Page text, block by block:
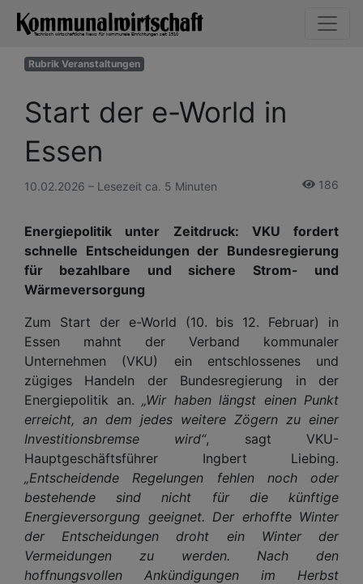
Rubrik Veranstaltungen
Start der e-World in
Essen
10.02.2026 – Lesezeit ca. 5 Minuten 186
Energiepolitik unter Zeitdruck: VKU fordert
schnelle Entscheidungen der Bundesregierung
für bezahlbare und sichere Strom- und
Wärmeversorgung
Zum Start der e-World (10. bis 12. Februar) in
Essen mahnt der Verband kommunaler
Unternehmen (VKU) ein entschlossenes und
zügiges Handeln der Bundesregierung in der
Energiepolitik an. „Wir haben längst einen Punkt
erreicht, an dem jedes weitere Zögern zu einer
Investitionsbremse wird“, sagt VKU-
Hauptgeschäftsführer Ingbert Liebing.
„Entscheidende Regelungen fehlen noch oder
bestehende sind nicht für die künftige
Energieversorgung geeignet. Der erhoffte Winter
der Entscheidungen droht ein Winter der
Vermeidungen zu werden. Nach den
hoffnungsvollen Ankündigungen im Herbst